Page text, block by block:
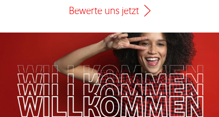
Bewerte uns jetzt